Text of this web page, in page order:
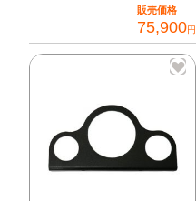
販売価格
75,900円